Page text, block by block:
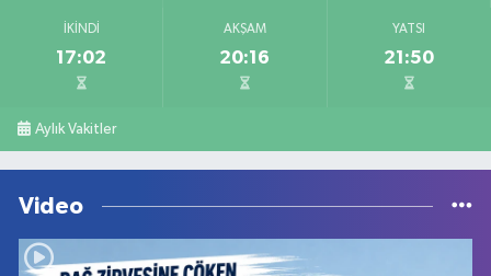
İKINDI
17:02
AKŞAM
20:16
YATSI
21:50
Aylık Vakitler
Video